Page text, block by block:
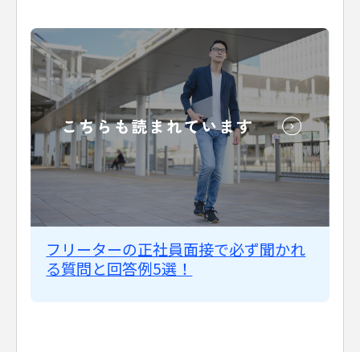
フリーターの正社員面接で必ず聞かれ
る質問と回答例5選！